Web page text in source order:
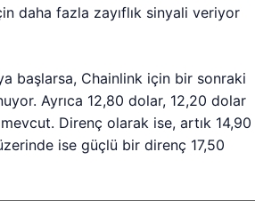
daha fazla zayıflık sinyali veriyor
başlarsa, Chainlink için bir sonraki
Ayrıca 12,80 dolar, 12,20 dolar
Direnç olarak ise, artık 14,90
ise güçlü bir direnç 17,50